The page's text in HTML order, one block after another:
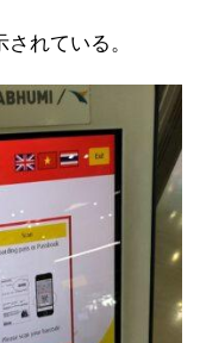
れている。